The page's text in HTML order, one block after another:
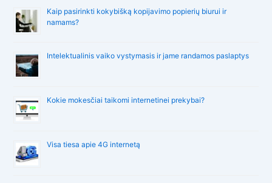
Kaip pasirinkti kokybišką kopijavimo popierių biurui ir
namams?
Intelektualinis vaiko vystymasis ir jame randamos paslaptys
Kokie mokesčiai taikomi internetinei prekybai?
Visa tiesa apie 4G internetą